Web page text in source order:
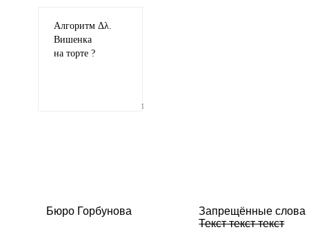
Алгоритм Δλ.
Вишенка
на торте ?
1
Бюро Горбунова
Запрещённые слова
Текст текст текст